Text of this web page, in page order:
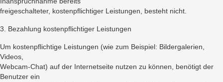
freigeschalteter, kostenpflichtiger Leistungen, besteht nicht.
3. Bezahlung kostenpflichtiger Leistungen
Um kostenpflichtige Leistungen (wie zum Beispiel: Bildergalerien,
Videos,
Webcam-Chat) auf der Internetseite nutzen zu können, benötigt der
Benutzer ein